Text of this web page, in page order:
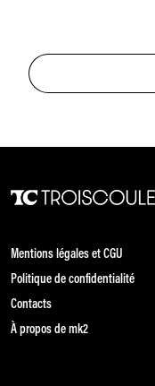
Mentions légales et CGU
Politique de confidentialité
Contacts
À propos de mk2